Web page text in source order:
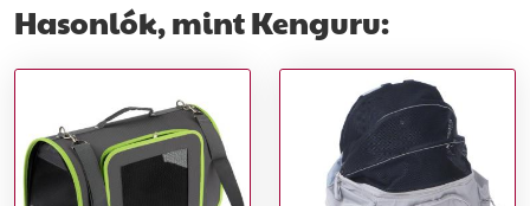
Hasonlók, mint Kenguru: